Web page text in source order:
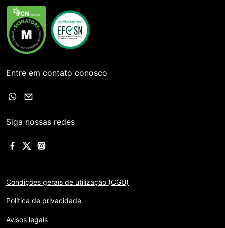
Entre em contato conosco
Siga nossas redes
Condições gerais de utilização (CGU)
Política de privacidade
Avisos legais